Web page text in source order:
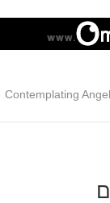
Contemplating Angel